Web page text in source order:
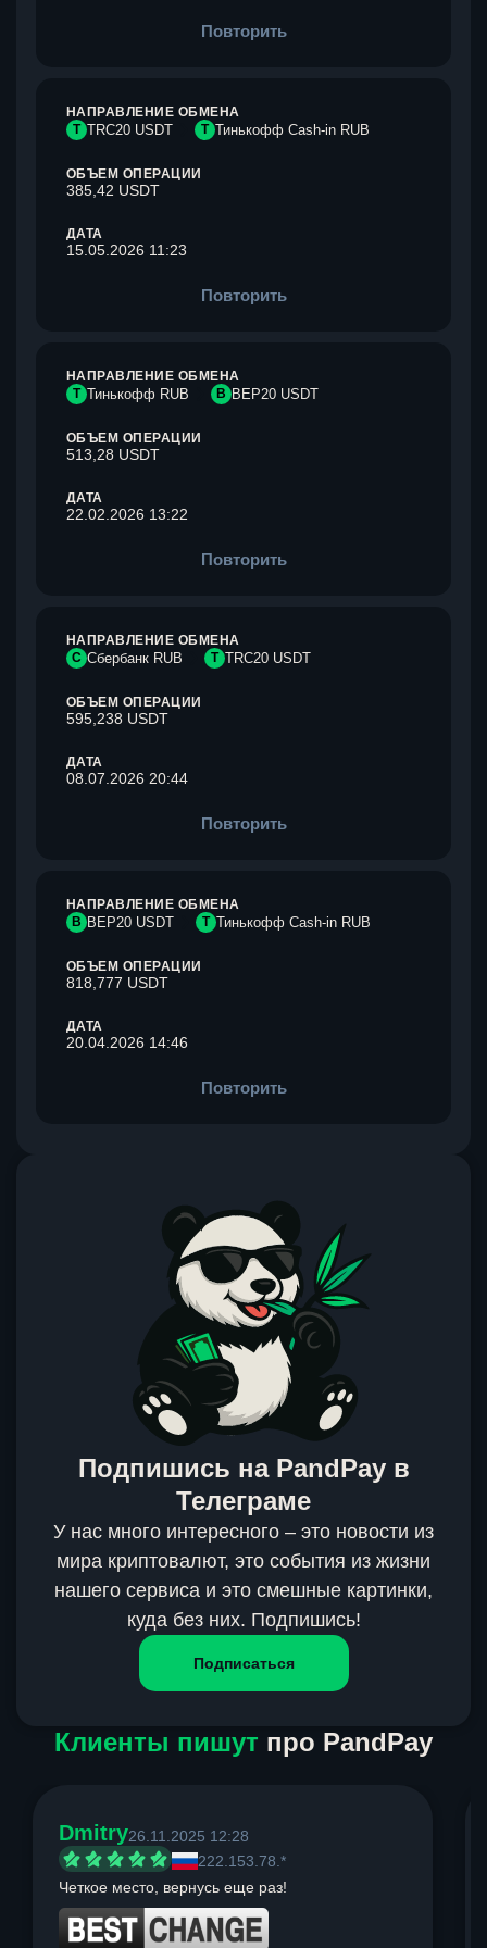
Повторить
НАПРАВЛЕНИЕ ОБМЕНА
T TRC20 USDT Т Тинькофф Cash-in RUB
ОБЪЕМ ОПЕРАЦИИ
385,42 USDT
ДАТА
15.05.2026 11:23
Повторить
НАПРАВЛЕНИЕ ОБМЕНА
Т Тинькофф RUB B BEP20 USDT
ОБЪЕМ ОПЕРАЦИИ
513,28 USDT
ДАТА
22.02.2026 13:22
Повторить
НАПРАВЛЕНИЕ ОБМЕНА
С Сбербанк RUB T TRC20 USDT
ОБЪЕМ ОПЕРАЦИИ
595,238 USDT
ДАТА
08.07.2026 20:44
Повторить
НАПРАВЛЕНИЕ ОБМЕНА
B BEP20 USDT Т Тинькофф Cash-in RUB
ОБЪЕМ ОПЕРАЦИИ
818,777 USDT
ДАТА
20.04.2026 14:46
Повторить
Подпишись на PandPay в
Телеграме
У нас много интересного – это новости из
мира криптовалют, это события из жизни
нашего сервиса и это смешные картинки,
куда без них. Подпишись!
Подписаться
Клиенты пишут про PandPay
Dmitry26.11.2025 12:28
222.153.78.*
Четкое место, вернусь еще раз!